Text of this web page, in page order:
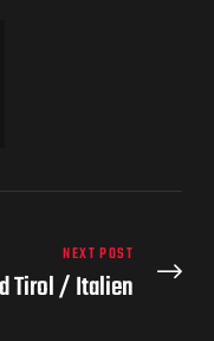
NEXT POST
Tirol / Italien